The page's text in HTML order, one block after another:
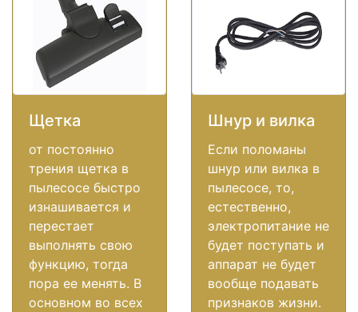
Щетка
от постоянно
трения щетка в
пылесосе быстро
изнашивается и
перестает
выполнять свою
функцию, тогда
пора ее менять. В
основном во всех
Шнур и вилка
Если поломаны
шнур или вилка в
пылесосе, то,
естественно,
электропитание не
будет поступать и
аппарат не будет
вообще подавать
признаков жизни.